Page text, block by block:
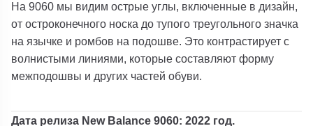
На 9060 мы видим острые углы, включенные в дизайн,
от остроконечного носка до тупого треугольного значка
на язычке и ромбов на подошве. Это контрастирует с
волнистыми линиями, которые составляют форму
межподошвы и других частей обуви.
Дата релиза New Balance 9060: 2022 год.